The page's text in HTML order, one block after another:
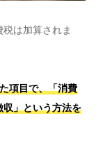
は加算されま
項目で、「消費
」という方法を